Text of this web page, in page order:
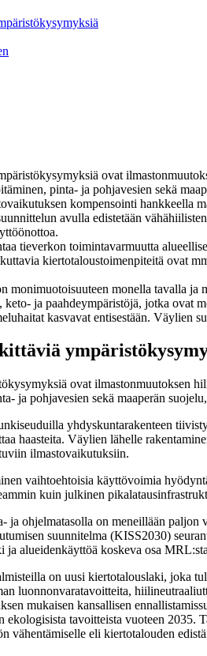
ovat
pinta- ja pohjavesien sekä
kompensointi hankkeella
avulla edistetään
tieverkon toimintavarmuutta
kiertotaloustoimenpiteitä ovat
monimuotoisuuteen monella tavalla ja
ja paahdeympäristöjä, jotka ovat
kasvavat entisestään. Väylien
ovat ilmastonmuutoksen
ja pohjavesien sekä maaperän
yhdyskuntarakenteen
haasteita. Väylien lähelle
ilmastovaikutuksiin.
vaihtoehtoisia käyttövoimia
kuin julkinen
ja ohjelmatasolla on meneillään
suunnitelma (KISS2030)
ja alueidenkäyttöä koskeva osa
on uusi kiertotalouslaki, joka
luonnonvaratavoitteita,
mukaisen kansallisen
ekologisista tavoitteista vuoteen
vähentämiselle eli kiertotalouden